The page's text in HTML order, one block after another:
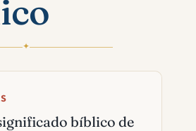
✦
bíblico de